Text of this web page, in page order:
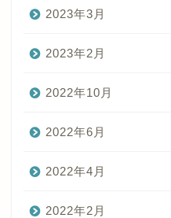
2023年3月
2023年2月
2022年10月
2022年6月
2022年4月
2022年2月